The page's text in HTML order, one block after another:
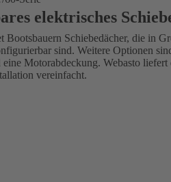
elektrisches
Bootsbauern Schiebedächer, die in
sind. Weitere Optionen
Motorabdeckung. Webasto
vereinfacht.